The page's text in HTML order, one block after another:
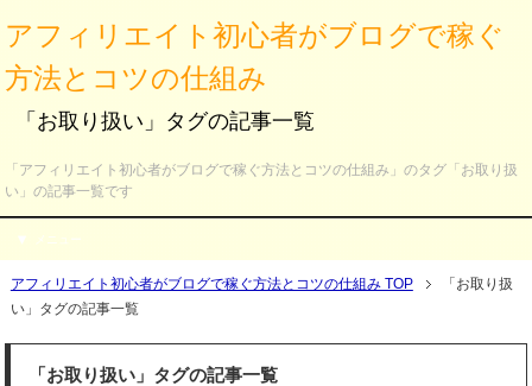
アフィリエイト初心者がブログで稼ぐ
方法とコツの仕組み
「お取り扱い」タグの記事一覧
「アフィリエイト初心者がブログで稼ぐ方法とコツの仕組み」のタグ「お取り扱
い」の記事一覧です
メニュー
アフィリエイト初心者がブログで稼ぐ方法とコツの仕組み TOP
「お取り扱
い」タグの記事一覧
「お取り扱い」タグの記事一覧